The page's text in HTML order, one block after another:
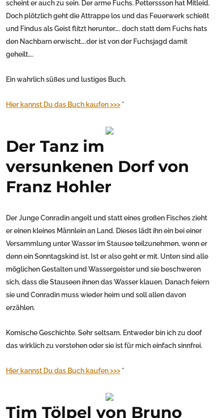
scheint er auch zu sein. Der arme Fuchs. Petterssson hat Mitleid.
Doch plötzlich geht die Attrappe los und das Feuerwerk schießt
und Findus als Geist flitzt herunter…. doch statt dem Fuchs hats
den Nachbarn erwischt….der ist von der Fuchsjagd damit
geheilt….
Ein wahrlich süßes und lustiges Buch.
Hier kannst Du das Buch kaufen >>> *
Der Tanz im
versunkenen Dorf von
Franz Hohler
Der Junge Conradin angelt und statt eines großen Fisches zieht
er einen kleines Männlein an Land. Dieses lädt ihn ein bei einer
Versammlung unter Wasser im Stausee teilzunehmen, wenn er
denn ein Sonntagskind ist. Ist er also geht er mit. Unten sind alle
möglichen Gestalten und Wassergeister und sie beschweren
sich, dass die Stauseen ihnen das Wasser klauen. Danach feiern
sie und Conradin muss wieder heim und soll allen davon
erzählen.
Komische Geschichte. Sehr seltsam. Entweder bin ich zu doof
das wirklich zu verstehen oder sie ist für mich einfach sinnfrei.
Hier kannst Du das Buch kaufen >>> *
Tim Tölpel von Bruno